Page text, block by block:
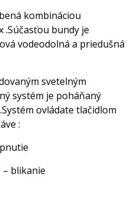
kombináciou
.Súčasťou bundy je
vodeodolná a priedušná
svetelným
systém je poháňaný
ovládate tlačidlom
:
blikanie